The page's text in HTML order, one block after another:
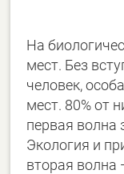
На
мест. Без
человек,
мест. 80% от
первая волна
Экология и
вторая волна